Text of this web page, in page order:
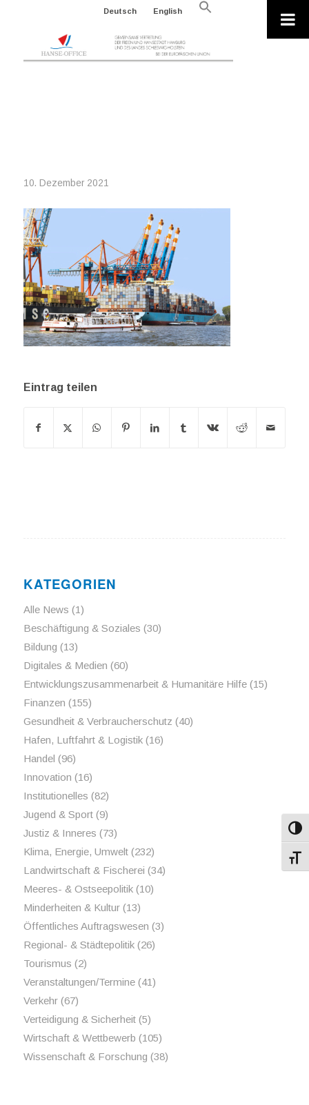
Deutsch English
Search
10. Dezember 2021
Eintrag teilen
KATEGORIEN
Alle News (1)
Beschäftigung & Soziales (30)
Bildung (13)
Digitales & Medien (60)
Entwicklungszusammenarbeit & Humanitäre Hilfe(15)
Finanzen (155)
Gesundheit & Verbraucherschutz (40)
Hafen, Luftfahrt & Logistik(16)
Handel (96)
Innovation (16)
Institutionelles (82)
Jugend & Sport(9)
Justiz & Inneres (73)
Klima, Energie, Umwelt(232)
Landwirtschaft & Fischerei (34)
Meeres- & Ostseepolitik(10)
Minderheiten & Kultur(13)
Öffentliches Auftragswesen (3)
Regional- & Städtepolitik(26)
Tourismus (2)
Veranstaltungen/Termine(41)
Verkehr(67)
Verteidigung & Sicherheit(5)
Wirtschaft & Wettbewerb (105)
Wissenschaft & Forschung (38)